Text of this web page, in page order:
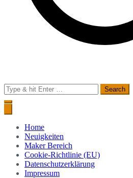
Search
for:
Home
Neuigkeiten
Maker Bereich
Cookie-Richtlinie (EU)
Datenschutzerklärung
Impressum